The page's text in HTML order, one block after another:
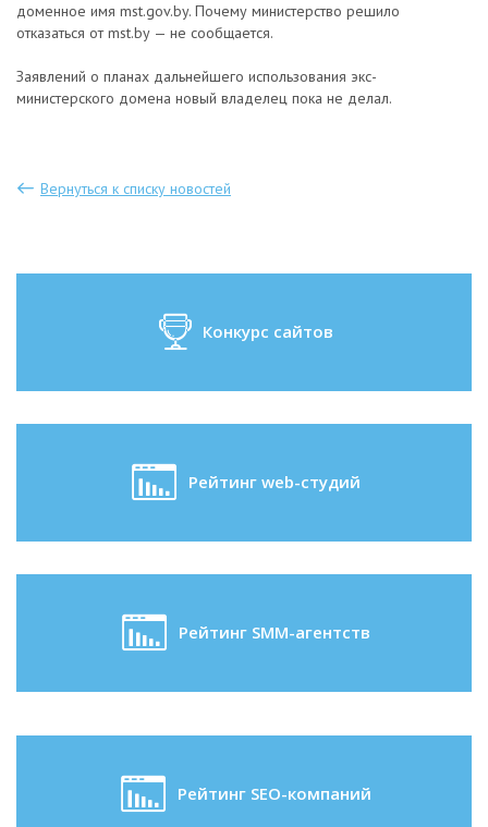
доменное имя mst.gov.by. Почему министерство решило
отказаться от mst.bу — не сообщается.
Заявлений о планах дальнейшего использования экс-
министерского домена новый владелец пока не делал.
Вернуться к списку новостей
Конкурс сайтов
Рейтинг web-студий
Рейтинг SMM-агентств
Рейтинг SEO-компаний